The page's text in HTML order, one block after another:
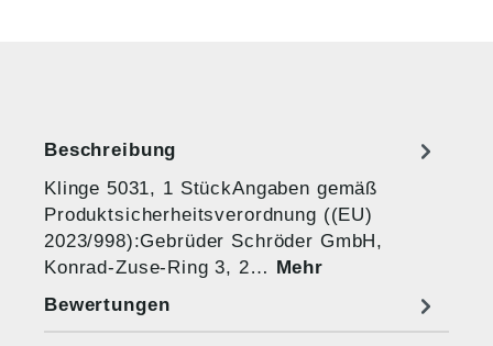
Beschreibung
Klinge 5031, 1 StückAngaben gemäß
Produktsicherheitsverordnung ((EU)
2023/998):Gebrüder Schröder GmbH,
Konrad-Zuse-Ring 3, 2… Mehr
Bewertungen